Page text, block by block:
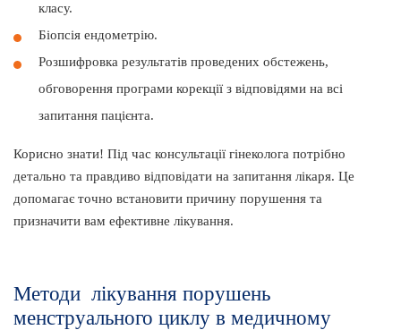
класу.
Біопсія ендометрію.
Розшифровка результатів проведених обстежень,
обговорення програми корекції з відповідями на всі
запитання пацієнта.
Корисно знати! Під час консультації гінеколога потрібно
детально та правдиво відповідати на запитання лікаря. Це
допомагає точно встановити причину порушення та
призначити вам ефективне лікування.
Методи лікування порушень
менструального циклу в медичному